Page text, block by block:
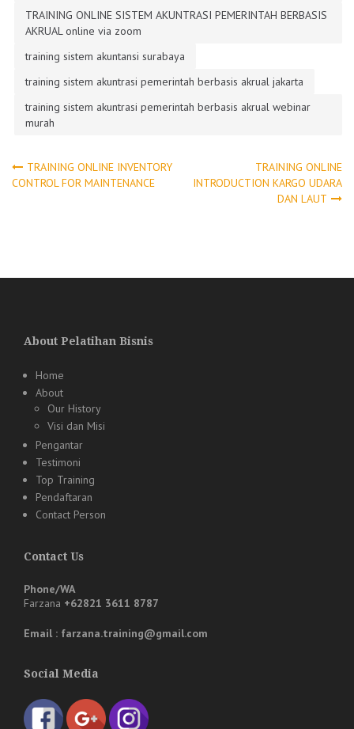
TRAINING ONLINE SISTEM AKUNTRASI PEMERINTAH BERBASIS
AKRUAL online via zoom
training sistem akuntansi surabaya
training sistem akuntrasi pemerintah berbasis akrual jakarta
training sistem akuntrasi pemerintah berbasis akrual webinar
murah
Post
TRAINING ONLINE INVENTORY
CONTROL FOR MAINTENANCE
TRAINING ONLINE
INTRODUCTION KARGO UDARA
DAN LAUT
About Pelatihan Bisnis
Home
About
Our History
Visi dan Misi
Pengantar
Testimoni
Top Training
Pendaftaran
Contact Person
Contact Us
Phone/WA
Farzana +62821 3611 8787
Email : farzana.training@gmail.com
Social Media